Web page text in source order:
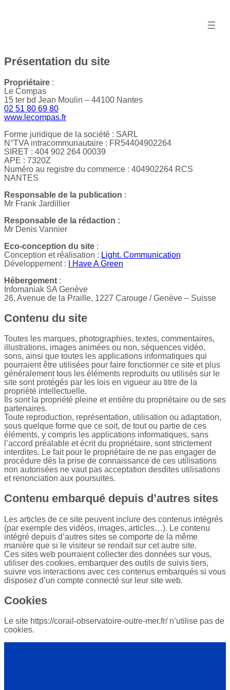
Présentation du site
Propriétaire :
Le Compas
15 ter bd Jean Moulin – 44100 Nantes
02 51 80 69 80
www.lecompas.fr
Forme juridique de la société : SARL
N°TVA intracommunautaire : FR54404902264
SIRET : 404 902 264 00039
APE : 7320Z
Numéro au registre du commerce : 404902264 RCS
NANTES
Responsable de la publication :
Mr Frank Jardillier
Responsable de la rédaction :
Mr Denis Vannier
Eco-conception du site :
Conception et réalisation : Light. Communication
Développement :
I Have A Green
Hébergement :
Infomaniak SA Genève
26, Avenue de la Praille, 1227 Carouge / Genève – Suisse
Contenu du site
Toutes les marques, photographies, textes, commentaires,
illustrations, images animées ou non, séquences vidéo,
sons, ainsi que toutes les applications informatiques qui
pourraient être utilisées pour faire fonctionner ce site et plus
généralement tous les éléments reproduits ou utilisés sur le
site sont protégés par les lois en vigueur au titre de la
propriété intellectuelle.
Ils sont la propriété pleine et entière du propriétaire ou de ses
partenaires.
Toute reproduction, représentation, utilisation ou adaptation,
sous quelque forme que ce soit, de tout ou partie de ces
éléments, y compris les applications informatiques, sans
l’accord préalable et écrit du propriétaire, sont strictement
interdites. Le fait pour le propriétaire de ne pas engager de
procédure dès la prise de connaissance de ces utilisations
non autorisées ne vaut pas acceptation desdites utilisations
et renonciation aux poursuites.
Contenu embarqué depuis d’autres sites
Les articles de ce site peuvent inclure des contenus intégrés
(par exemple des vidéos, images, articles…). Le contenu
intégré depuis d’autres sites se comporte de la même
manière que si le visiteur se rendait sur cet autre site.
Ces sites web pourraient collecter des données sur vous,
utiliser des cookies, embarquer des outils de suivis tiers,
suivre vos interactions avec ces contenus embarqués si vous
disposez d’un compte connecté sur leur site web.
Cookies
Le site https://corail-observatoire-outre-mer.fr/ n’utilise pas de
cookies.